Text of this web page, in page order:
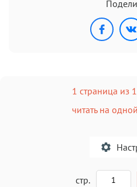
1 страница из
читать на
стр.